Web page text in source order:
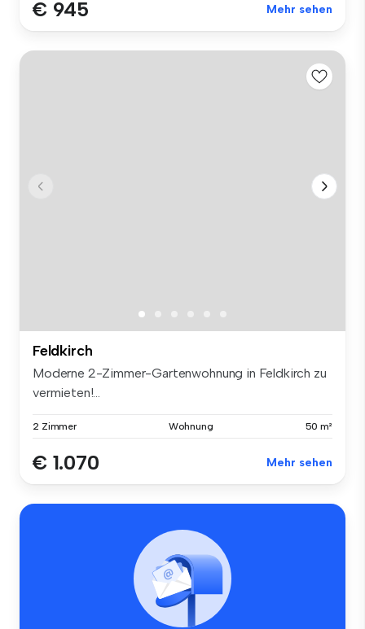
€ 945 Mehr sehen
Feldkirch
Moderne 2-Zimmer-Gartenwohnung in Feldkirch zu
vermieten!...
2 Zimmer Wohnung 50 m²
€ 1.070 Mehr sehen